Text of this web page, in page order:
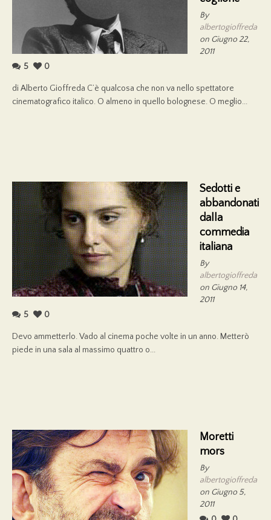
By
albertogioffreda
on Giugno 22,
2011
5
0
di Alberto Gioffreda C’è qualcosa che non va nello spettatore
cinematografico italico. O almeno in quello bolognese. O meglio...
Sedotti e
abbandonati
dalla
commedia
italiana
By
albertogioffreda
on Giugno 14,
2011
5
0
Devo ammetterlo. Vado al cinema poche volte in un anno. Metterò
piede in una sala al massimo quattro o...
Moretti
mors
By
albertogioffreda
on Giugno 5,
2011